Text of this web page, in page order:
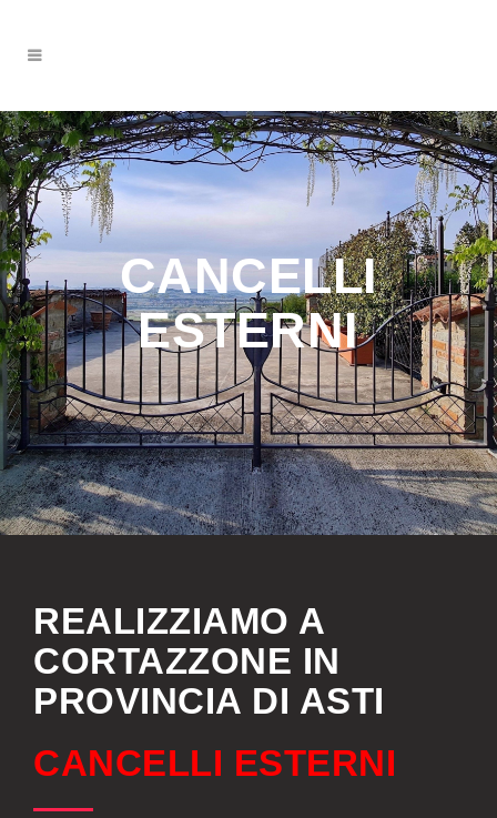
CANCELLI
ESTERNI
REALIZZIAMO A
CORTAZZONE IN
PROVINCIA DI ASTI
CANCELLI ESTERNI